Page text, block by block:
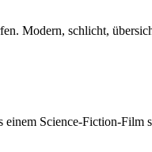
Modern, schlicht,
Science-Fiction-Film